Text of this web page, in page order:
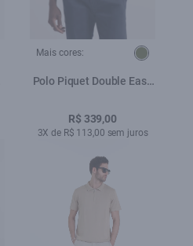
Mais cores:
Polo Piquet Double Easa
R$ 339,00
3X de R$ 113,00 sem juros